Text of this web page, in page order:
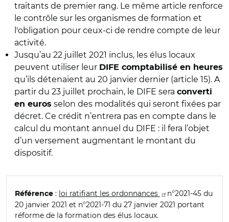
traitants de premier rang. Le même article renforce
le contrôle sur les organismes de formation et
l'obligation pour ceux-ci de rendre compte de leur
activité.
Jusqu’au 22 juillet 2021 inclus, les élus locaux
peuvent utiliser leur DIFE comptabilisé en heures
qu’ils détenaient au 20 janvier dernier (article 15). A
partir du 23 juillet prochain, le DIFE sera converti
en euros selon des modalités qui seront fixées par
décret. Ce crédit n’entrera pas en compte dans le
calcul du montant annuel du DIFE : il fera l’objet
d’un versement augmentant le montant du
dispositif.
Référence : loi ratifiant les ordonnances
n°2021-45 du
20 janvier 2021 et n°2021-71 du 27 janvier 2021 portant
réforme de la formation des élus locaux.